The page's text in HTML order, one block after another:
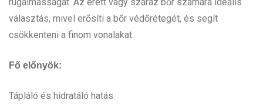
választás, mivel erősíti a bőr védőrétegét, és segít
csökkenteni a finom vonalakat.
Fő előnyök:
Tápláló és hidratáló hatás